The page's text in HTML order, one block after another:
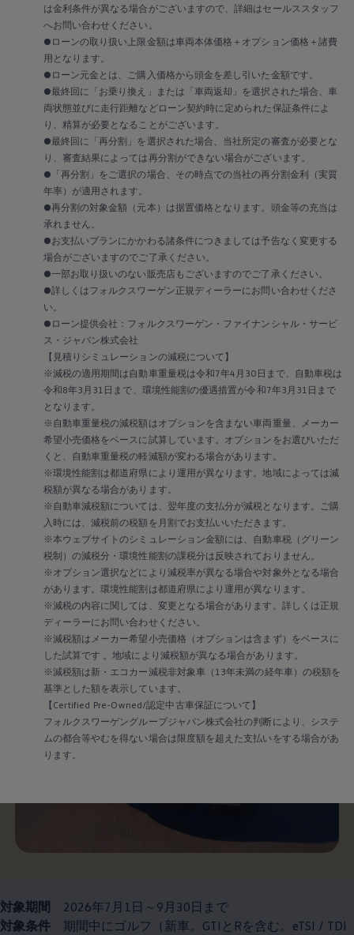
フォルクスワーゲンの哲学「人のための技術」は、
安全性の取り組みにも表れています。人間はミスを
犯すことがあるため、危険な兆候を見逃さず、疲労
による判断ミスを防ぐ技術が生まれました。
ドイツのアウトバーンや厳格な安全基準のもとで進
化したこれらの技術は、エントリーグレードから標
準装備され、多くの人に届けられています。あなた
と大切な人を守る「フォルクスワーゲン セーフティ
マイスター」。
詳細はこちら
Special Offer
9月30日 (水) まで
今のクルマに5年以上お乗りの方へ
最新の安全技術を備えたGolf R
へのお乗り換えを補助
New price:
一律10万円補助＋適用金利1.99% 月々
21,500円〜
安全性能の低い古いクルマを減らし、より安心の社会に
貢献することを目指す補助制度がスタートしました。輸
入車・国産車を問わず今のクルマに5年以上お乗りの方
に。今なら最新の安全技術を備えたゴルフRにお乗り換え
いただくと、10万円補助が受けられます。お客様の暮ら
しと社会全体に安心を広げるプログラムです。
詳細を確認する
お近くのディーラーを検索する
対象期間 2026年7月1日～9月30日まで
対象条件 期間中にゴルフ（新車。GTIとRを含む。eTSI / TDI
は金利条件が異なる場合がございますので、詳細はセールススタッフ
へお問い合わせください。
●ローンの取り扱い上限金額は車両本体価格＋オプション価格＋諸費
用となります。
●ローン元金とは、ご購入価格から頭金を差し引いた金額です。
●最終回に「お乗り換え」または「車両返却」を選択された場合、車
両状態並びに走行距離などローン契約時に定められた保証条件によ
り、精算が必要となることがございます。
●最終回に「再分割」を選択された場合、当社所定の審査が必要とな
り、審査結果によっては再分割ができない場合がございます。
●「再分割」をご選択の場合、その時点での当社の再分割金利（実質
年率）が適用されます。
●再分割の対象金額（元本）は据置価格となります。頭金等の充当は
承れません。
●お支払いプランにかかわる諸条件につきましては予告なく変更する
場合がございますのでご了承ください。
●一部お取り扱いのない販売店もございますのでご了承ください。
●詳しくはフォルクスワーゲン正規ディーラーにお問い合わせくださ
い。
●ローン提供会社：フォルクスワーゲン・ファイナンシャル・サービ
ス・ジャパン株式会社
【見積りシミュレーションの減税について】
※減税の適用期間は自動車重量税は令和7年4月30日まで、自動車税は
令和8年3月31日まで、環境性能割の優遇措置が令和7年3月31日まで
となります。
※自動車重量税の減税額はオプションを含まない車両重量、メーカー
希望小売価格をベースに試算しています。オプションをお選びいただ
くと、自動車重量税の軽減額が変わる場合があります。
※環境性能割は都道府県により運用が異なります。地域によっては減
税額が異なる場合があります。
※自動車減税額については、翌年度の支払分が減税となります。ご購
入時には、減税前の税額を月割でお支払いいただきます。
※本ウェブサイトのシミュレーション金額には、自動車税（グリーン
税制）の減税分・環境性能割の課税分は反映されておりません。
※オプション選択などにより減税率が異なる場合や対象外となる場合
があります。環境性能割は都道府県により運用が異なります。
※減税の内容に関しては、変更となる場合があります。詳しくは正規
ディーラーにお問い合わせください。
※減税額はメーカー希望小売価格（オプションは含まず）をベースに
した試算です 。地域により減税額が異なる場合があります。
※減税額は新・エコカー減税非対象車（13年未満の経年車）の税額を
基準とした額を表示しています。
【Certified Pre-Owned/認定中古車保証について】
フォルクスワーゲングループジャパン株式会社の判断により、システ
ムの都合等やむを得ない場合は限度額を超えた支払いをする場合があ
ります。